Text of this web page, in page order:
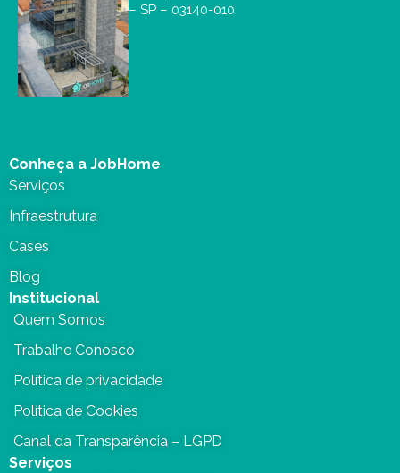
– SP – 03140-010
Conheça a JobHome
Serviços
Infraestrutura
Cases
Blog
Institucional
Quem Somos
Trabalhe Conosco
Política de privacidade
Política de Cookies
Canal da Transparência – LGPD
Serviços